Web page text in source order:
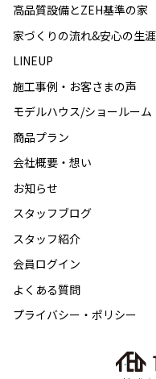
高品質設備とZEH基準の家
家づくりの流れ&安心の生
LINEUP
施工事例・お客さまの声
モデルハウス/ショールーム
商品プラン
会社概要・想い
お知らせ
スタッフブログ
スタッフ紹介
会員ログイン
よくある質問
プライバシー・ポリシー